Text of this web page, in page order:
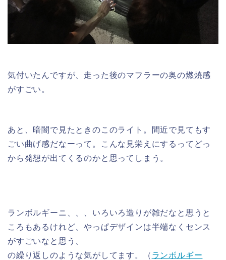
気付いたんですが、走った後のマフラーの奥の燃焼感
がすごい。
あと、暗闇で見たときのこのライト。間近で見てもす
ごい曲げ感だなーって。こんな見栄えにするってどっ
から発想が出てくるのかと思ってしまう。
ランボルギーニ、、、いろいろ造りが雑だなと思うと
ころもあるけれど、やっぱデザインは半端なくセンス
がすごいなと思う、
の繰り返しのような気がしてます。（ ランボルギー